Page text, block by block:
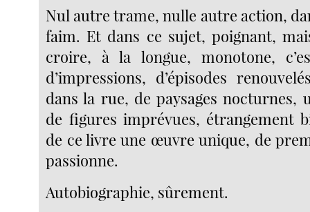
Nul autre trame, nulle autre action,
faim. Et dans ce sujet, poignant,
croire, à la longue, monotone,
d’impressions, d’épisodes
dans la rue, de paysages nocturnes,
de figures imprévues, étrangement
de ce livre une œuvre unique, de
passionne.
Autobiographie, sûrement.